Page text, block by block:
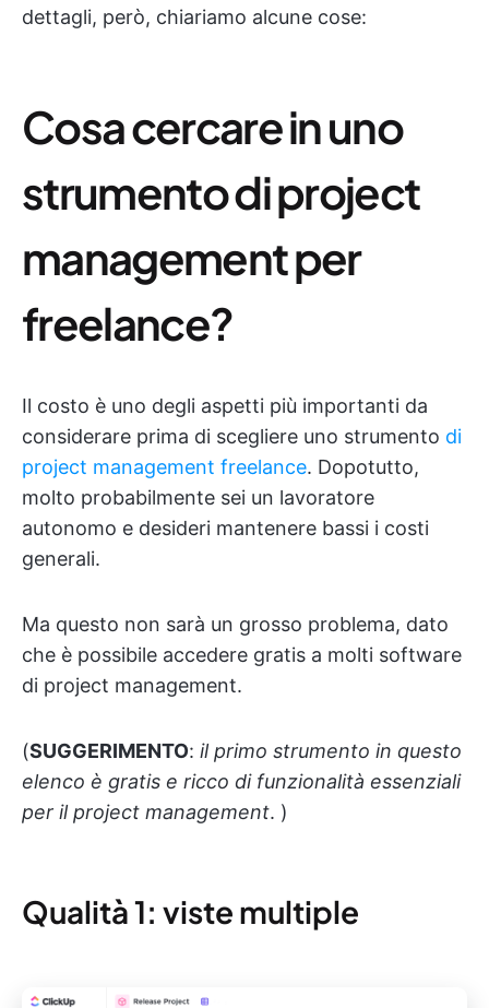
dettagli, però, chiariamo alcune cose:
Cosa cercare in uno
strumento di project
management per
freelance?
Il costo è uno degli aspetti più importanti da
considerare prima di scegliere uno strumento di
project management freelance. Dopotutto,
molto probabilmente sei un lavoratore
autonomo e desideri mantenere bassi i costi
generali.
Ma questo non sarà un grosso problema, dato
che è possibile accedere gratis a molti software
di project management.
(SUGGERIMENTO: il primo strumento in questo
elenco è gratis e ricco di funzionalità essenziali
per il project management. )
Qualità 1: viste multiple